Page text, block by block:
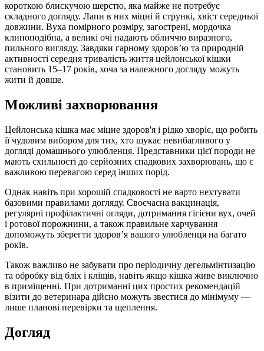
короткою блискучою шерстю, яка майже не потребує
складного догляду. Лапи в них міцні й стрункі, хвіст середньої
довжини. Вуха помірного розміру, загострені, мордочка
клиноподібна, а великі очі надають обличчю виразного,
пильного вигляду. Завдяки гарному здоров’ю та природній
активності середня тривалість життя цейлонської кішки
становить 15–17 років, хоча за належного догляду можуть
жити й довше.
Можливі захворювання
Цейлонська кішка має міцне здоров'я і рідко хворіє, що робить
її чудовим вибором для тих, хто шукає невибагливого у
догляді домашнього улюбленця. Представники цієї породи не
мають схильності до серйозних спадкових захворювань, що є
важливою перевагою серед інших порід.
Однак навіть при хорошій спадковості не варто нехтувати
базовими правилами догляду. Своєчасна вакцинація,
регулярні профілактичні огляди, дотримання гігієни вух, очей
і ротової порожнини, а також правильне харчування
допоможуть зберегти здоров’я вашого улюбленця на багато
років.
Також важливо не забувати про періодичну дегельмінтизацію
та обробку від бліх і кліщів, навіть якщо кішка живе виключно
в приміщенні. При дотриманні цих простих рекомендацій
візити до ветеринара дійсно можуть звестися до мінімуму —
лише планові перевірки та щеплення.
Догляд